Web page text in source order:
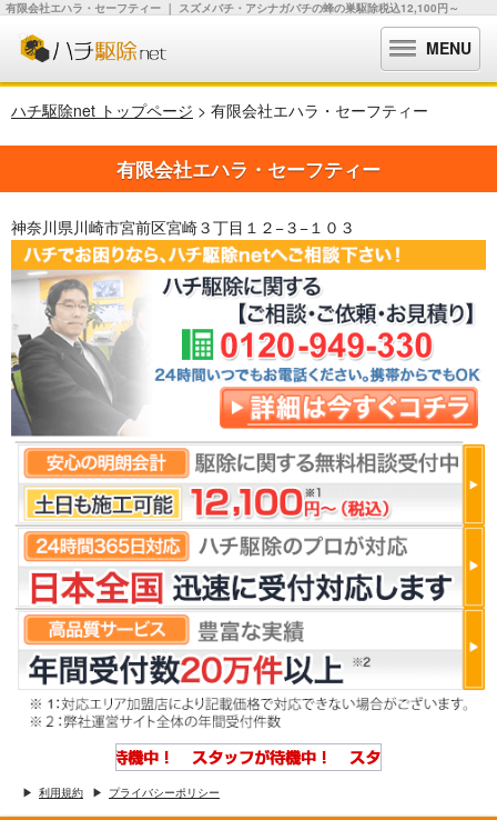
有限会社エハラ・セーフティー ｜ スズメバチ・アシナガバチの蜂の巣駆除税込12,100円～
MENU
ハチ駆除net トップページ > 有限会社エハラ・セーフティー
有限会社エハラ・セーフティー
神奈川県川崎市宮前区宮崎３丁目１２−３−１０３
利用規約 プライバシーポリシー